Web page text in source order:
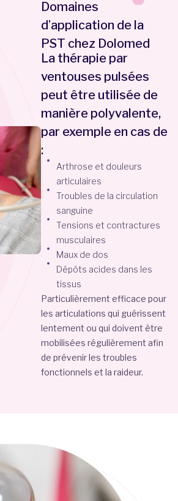
Domaines
d’application de la
PST chez Dolomed
La thérapie par
ventouses pulsées
peut être utilisée de
manière polyvalente,
par exemple en cas de
:
Arthrose et douleurs
articulaires
Troubles de la circulation
sanguine
Tensions et contractures
musculaires
Maux de dos
Dépôts acides dans les
tissus
Particulièrement efficace pour
les articulations qui guérissent
lentement ou qui doivent être
mobilisées régulièrement afin
de prévenir les troubles
fonctionnels et la raideur.